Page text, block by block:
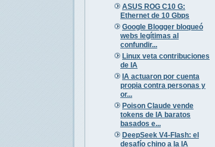
ASUS ROG C10 G:
Ethernet de 10 Gbps
Google Blogger bloqueó
webs legítimas al
confundir...
Linux veta contribuciones
de IA
IA actuaron por cuenta
propia contra personas y
or...
Poison Claude vende
tokens de IA baratos
basados e...
DeepSeek V4-Flash: el
desafío chino a la IA